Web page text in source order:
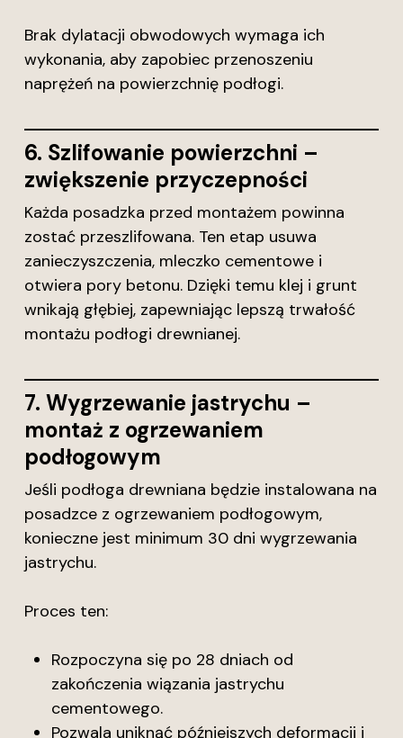
Brak dylatacji obwodowych wymaga ich
wykonania, aby zapobiec przenoszeniu
naprężeń na powierzchnię podłogi.
6. Szlifowanie powierzchni –
zwiększenie przyczepności
Każda posadzka przed montażem powinna
zostać przeszlifowana. Ten etap usuwa
zanieczyszczenia, mleczko cementowe i
otwiera pory betonu. Dzięki temu klej i grunt
wnikają głębiej, zapewniając lepszą trwałość
montażu podłogi drewnianej.
7. Wygrzewanie jastrychu –
montaż z ogrzewaniem
podłogowym
Jeśli podłoga drewniana będzie instalowana na
posadzce z ogrzewaniem podłogowym,
konieczne jest minimum 30 dni wygrzewania
jastrychu.
Proces ten:
Rozpoczyna się po 28 dniach od
zakończenia wiązania jastrychu
cementowego.
Pozwala uniknąć późniejszych deformacji i